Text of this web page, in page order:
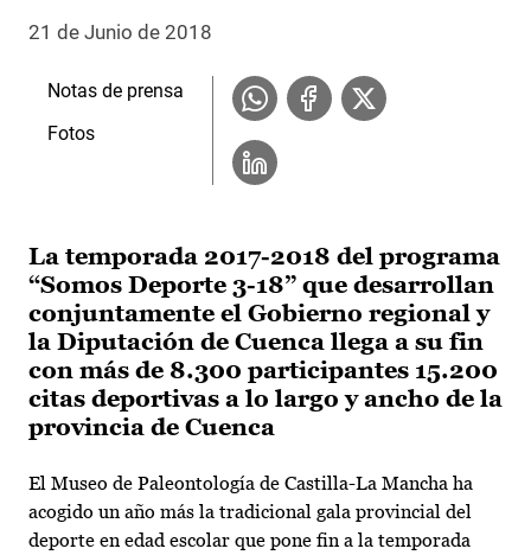
21 de Junio de 2018
La temporada 2017-2018 del programa
“Somos Deporte 3-18” que desarrollan
conjuntamente el Gobierno regional y
la Diputación de Cuenca llega a su fin
con más de 8.300 participantes 15.200
citas deportivas a lo largo y ancho de la
provincia de Cuenca
El Museo de Paleontología de Castilla-La Mancha ha
acogido un año más la tradicional gala provincial del
deporte en edad escolar que pone fin a la temporada
Notas de prensa
Fotos